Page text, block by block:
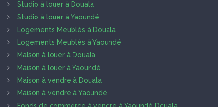
Studio à louer à Douala
Studio à louer à Yaoundé
Logements Meublés à Douala
Logements Meublés à Yaoundé
Maison à louer à Douala
Maison à louer à Yaoundé
Maison à vendre à Douala
Maison à vendre à Yaoundé